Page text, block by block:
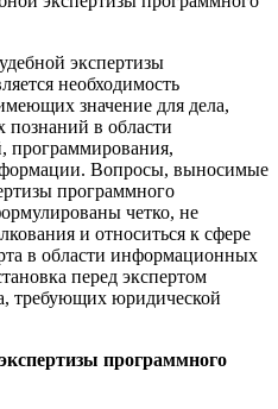
экспертизы
необходимость
значение для дела,
познаний в области
программирования,
Вопросы, выносимые
программного
четко, не
и относиться к сфере
в области информационных
перед экспертом
требующих юридической
программного